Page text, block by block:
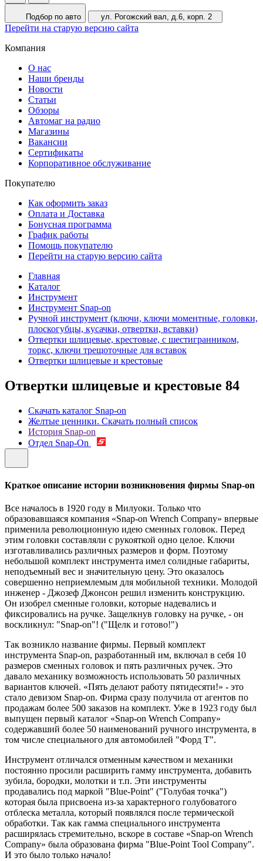
Подбор по авто ул. Рогожский вал, д.6, корп. 2
Перейти на старую версию сайта
Компания
О нас
Наши бренды
Новости
Статьи
Обзоры
Автомаг на радио
Магазины
Вакансии
Сертификаты
Корпоративное обслуживание
Покупателю
Как оформить заказ
Оплата и Доставка
Бонусная программа
График работы
Помощь покупателю
Перейти на старую версию сайта
Главная
Каталог
Инструмент
Инструмент Snap-on
Ручной инструмент (ключи, ключи моментные, головки,
плоскогубцы, кусачки, отвертки, вставки)
Отвертки шлицевые, крестовые, с шестигранником,
торкс, ключи трещоточные для вставок
Отвертки шлицевые и крестовые
Отвертки шлицевые и крестовые 84
Скачать каталог Snap-on
Желтые ценники. Скачать полный список
История Snap-on
Отдел Snap-On
Краткое описание истории возникновения фирмы Snap-on
Все началось в 1920 году в Милуоки. Только что
образовавшаяся компания «Snap-on Wrench Company» впервые
применила революционную идею сменных головок. Перед
этим головки составляли с рукояткой одно целое. Ключи
изготавливались различных размеров и форм. Поэтому
небольшой комплект инструмента имел солидные габариты,
неподъемный вес и значительную цену. Это оказалось
совершенно неприемлемым для мобильной техники. Молодой
инженер - Джозеф Джонсон решил изменить конструкцию.
Он изобрел сменные головки, которые надевались и
фиксировались на ручке. Защелкнув головку на ручке, - он
воскликнул: "Snap-on"! ("Щелк и готово!")
Так возникло название фирмы. Первый комплект
инструмента Snap-on, разработанный им, включал в себя 10
размеров сменных головок и пять различных ручек. Это
давало механику возможность использовать 50 различных
вариантов ключей. «Пять делают работу пятидесяти!» - это
стало девизом Snap-on. Фирма сразу получила от агентов по
продажам более 500 заказов на комплект. Уже в 1923 году был
выпущен первый каталог «Snap-on Wrench Company»
содержавший более 50 наименований ручного инструмента, в
том числе специального для автомобилей "Форд Т".
Инструмент отличался отменным качеством и механики
постоянно просили расширить гамму инструмента, добавить
зубила, бородки, молотки и т.п. Эти инструменты
продавались под маркой "Blue-Point" ("Голубая точка")
которая была присвоена из-за характерного голубоватого
отблеска металла, который появлялся после термической
обработки. Так как гамма специального инструмента
расширялась стремительно, вскоре в составе «Snap-on Wrench
Company» была образована фирма "Blue-Point Tool Company".
И это было только начало!